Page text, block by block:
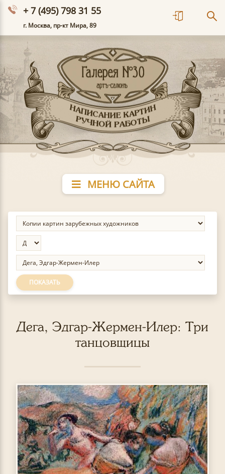
+ 7 (495) 798 31 55
г. Москва, пр-кт Мира, 89
МЕНЮ САЙТА
ПОКАЗАТЬ
Дега, Эдгар-Жермен-Илер: Три
танцовщицы